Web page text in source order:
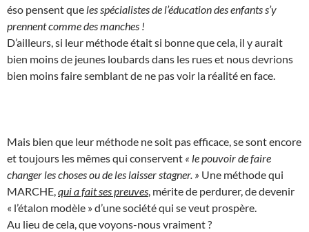
éso pensent que les spécialistes de l’éducation des enfants s’y
prennent comme des manches !
D’ailleurs, si leur méthode était si bonne que cela, il y aurait
bien moins de jeunes loubards dans les rues et nous devrions
bien moins faire semblant de ne pas voir la réalité en face.
Mais bien que leur méthode ne soit pas efficace, se sont encore
et toujours les mêmes qui conservent « le pouvoir de faire
changer les choses ou de les laisser stagner. » Une méthode qui
MARCHE, qui a fait ses preuves , mérite de perdurer, de devenir
« l’étalon modèle » d’une société qui se veut prospère.
Au lieu de cela, que voyons-nous vraiment ?